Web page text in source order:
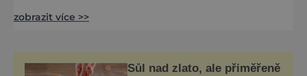
Liberci, oázách přírody a oddechu přímo v
zahradu, už asi většina návštěvníků města
zobrazit více >>
Sůl nad zlato, ale přiměřeně